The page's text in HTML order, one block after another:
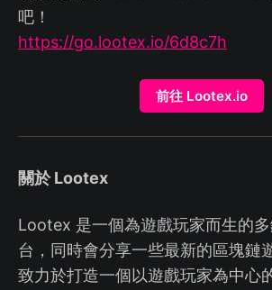
吧！
https://go.lootex.io/6d8c7h
前往 Lootex.io
關於 Lootex
Lootex 是一個為遊戲玩家而生的
台，同時會分享一些最新的區塊鏈
致力於打造一個以遊戲玩家為中心